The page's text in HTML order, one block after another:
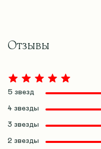
Отзывы
5 звезд
4 звезды
3 звезды
2 звезды